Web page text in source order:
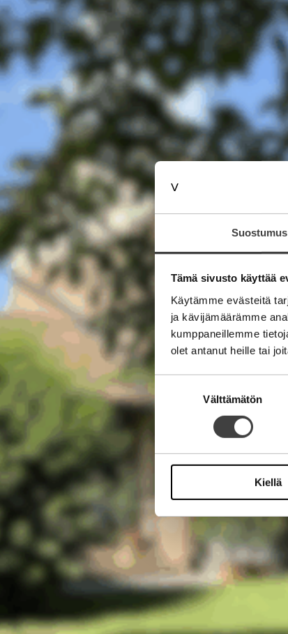
Suostumus
Tämä sivusto käyttää
Käytämme evästeitä
ja kävijämäärämme
kumppaneillemme
olet antanut heille tai
valinta
Välttämätön
Kiellä